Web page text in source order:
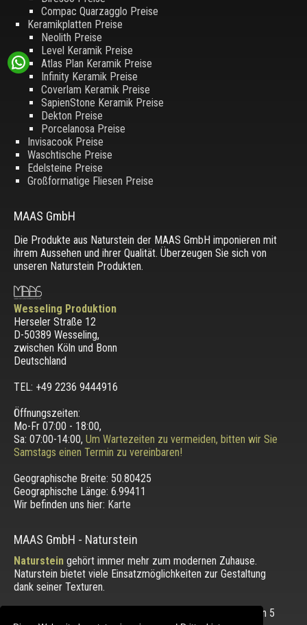
Compac Quarzagglo Preise
Keramikplatten Preise
Neolith Preise
Level Keramik Preise
Atlas Plan Keramik Preise
Infinity Keramik Preise
Coverlam Keramik Preise
SapienStone Keramik Preise
Dekton Preise
Porcelanosa Preise
Invisacook Preise
Waschtische Preise
Edelsteine Preise
Großformatige Fliesen Preise
MAAS GmbH
Die Produkte aus Naturstein der MAAS GmbH imponieren mit
ihrem Aussehen und ihrer Qualität. Überzeugen Sie sich von
unseren Naturstein Produkten.
Wesseling Produktion
Herseler Straße 12
D-50389 Wesseling,
zwischen Köln und Bonn
Deutschland
TEL: +49 2236 9444916
Öffnungszeiten:
Mo-Fr 07:00 - 18:00,
Sa: 07:00-14:00, Um Wartezeiten zu vermeiden, bitten wir Sie
Samstags einen Termin zu vereinbaren!
Geographische Breite: 50.80425
Geographische Länge: 6.99411
Wir befinden uns hier: Karte
MAAS GmbH - Naturstein
Natursteingehört immer mehr zum modernen Zuhause.
Naturstein bietet viele Einsatzmöglichkeiten zur Gestaltung
dank seiner Texturen.
Die Bewertung unserer Kunden mit einem Durchschnitt von 5